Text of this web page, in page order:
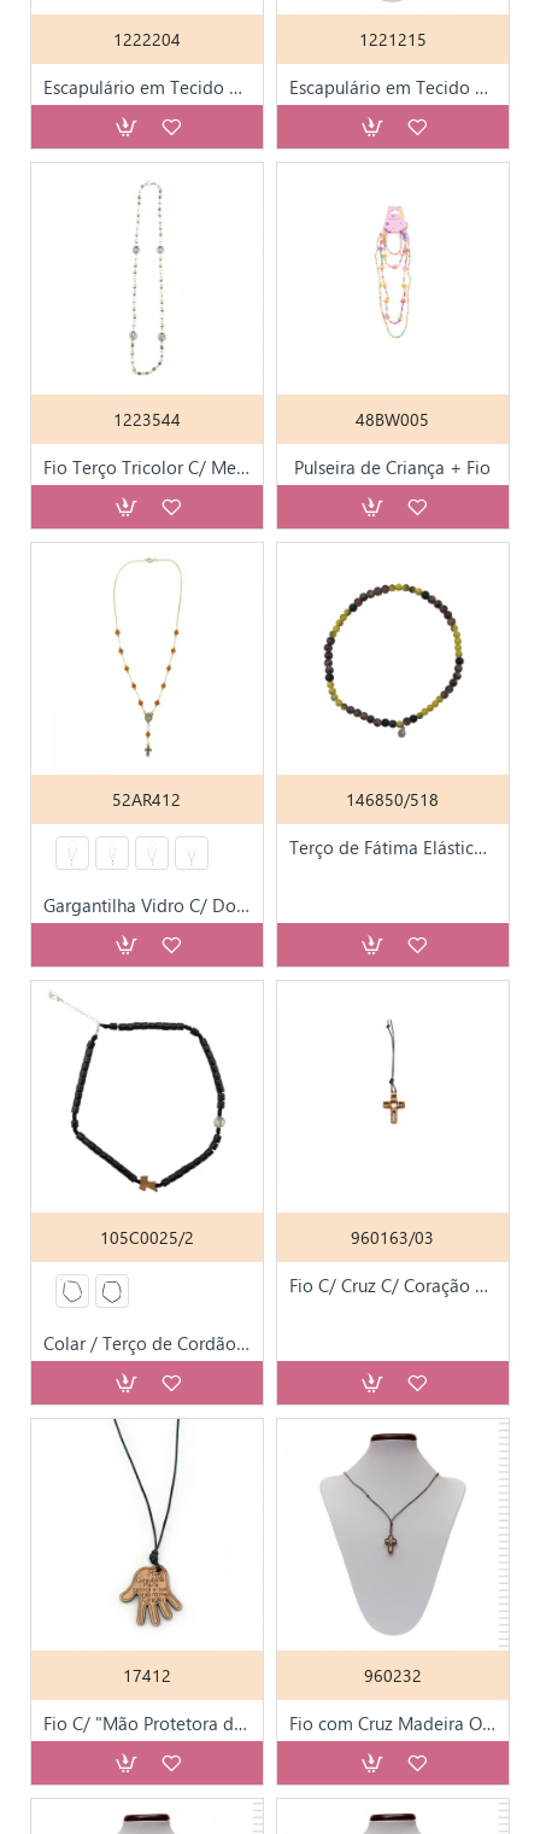
1222204
Escapulário em Tecido Pequeno
1221215
Escapulário em Tecido Médio
1223544
Fio Terço Tricolor C/ Medalhas de São Bento
48BW005
Pulseira de Criança + Fio
52AR412
Gargantilha Vidro C/ Dourado
146850/518
Terço de Fátima Elástico Conta de Pedra
105C0025/2
Colar / Terço de Cordão em Madeira Div. Cores
960163/03
Fio C/ Cruz C/ Coração Madeira de Oliveira
17412
Fio C/ "Mão Protetora de N. Sra de Fátima"
960232
Fio com Cruz Madeira Oliveira e Cristo Esmalte